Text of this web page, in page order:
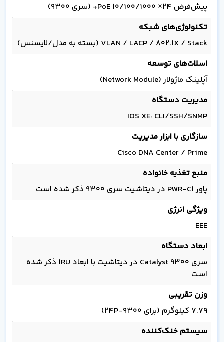
پیش‌فرض ۲۴× 10/100/1000 PoE+ (سری 9300)
تکنولوژی‌های شبکه
VLAN / LACP / 802.1X / Stack (بسته به مدل/لایسنس)
اسلات‌های توسعه
آپلینک ماژولار (Network Module)
مدیریت دستگاه
IOS XE، CLI/SSH/SNMP
سازگاری با ابزار مدیریت
Cisco DNA Center / Prime
منبع تغذیه خانواده
پاور PWR-C1 در دیتاشیت سری 9300 ذکر شده است
ویژگی انرژی
EEE
ابعاد دستگاه
سری Catalyst 9300 در دیتاشیت با ابعاد 1RU ذکر شده
است
وزن تقریبی
۷.۷۹ کیلوگرم (برای 9300-24P)
سیستم خنک‌کننده